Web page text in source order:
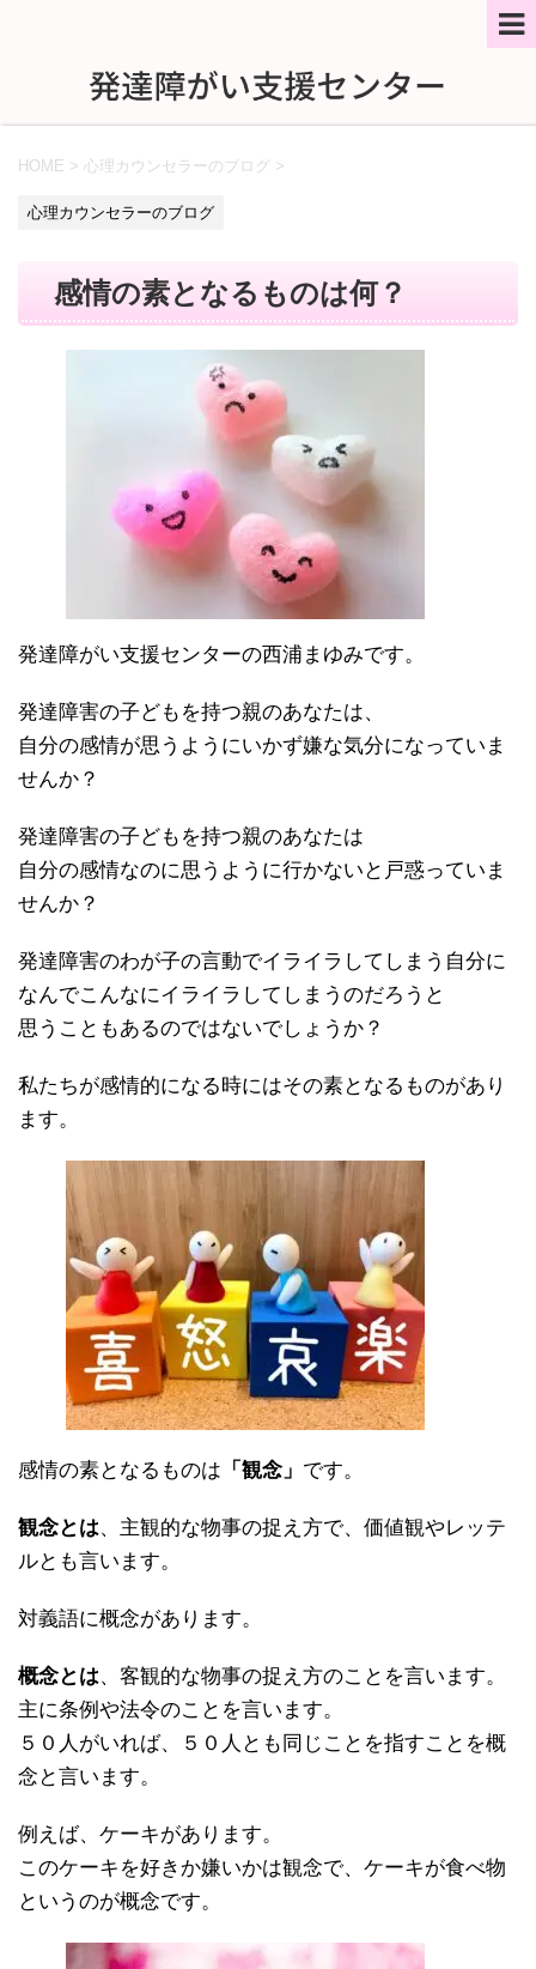
HOME > 心理カウンセラーのブログ >
心理カウンセラーのブログ
感情の素となるものは何？
発達障がい支援センターの西浦まゆみです。
発達障害の子どもを持つ親のあなたは、
自分の感情が思うようにいかず嫌な気分になっていま
せんか？
発達障害の子どもを持つ親のあなたは
自分の感情なのに思うように行かないと戸惑っていま
せんか？
発達障害のわが子の言動でイライラしてしまう自分に
なんでこんなにイライラしてしまうのだろうと
思うこともあるのではないでしょうか？
私たちが感情的になる時にはその素となるものがあり
ます。
感情の素となるものは 「観念」 です。
観念とは、主観的な物事の捉え方で、価値観やレッテ
ルとも言います。
対義語に概念があります。
概念とは、客観的な物事の捉え方のことを言います。
主に条例や法令のことを言います。
５０人がいれば、５０人とも同じことを指すことを概
念と言います。
例えば、ケーキがあります。
このケーキを好きか嫌いかは観念で、ケーキが食べ物
というのが概念です。